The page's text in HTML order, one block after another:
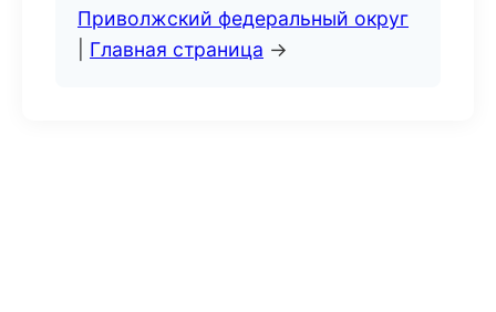
Приволжский федеральный округ
Главная страница →